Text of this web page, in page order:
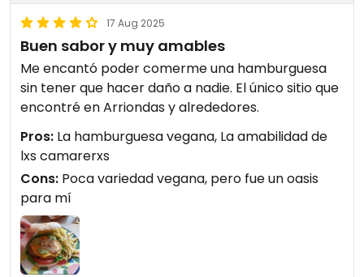
17 Aug 2025
Buen sabor y muy amables
Me encantó poder comerme una hamburguesa
sin tener que hacer daño a nadie. El único sitio que
encontré en Arriondas y alrededores.
Pros: La hamburguesa vegana, La amabilidad de
lxs camarerxs
Cons: Poca variedad vegana, pero fue un oasis
para mí